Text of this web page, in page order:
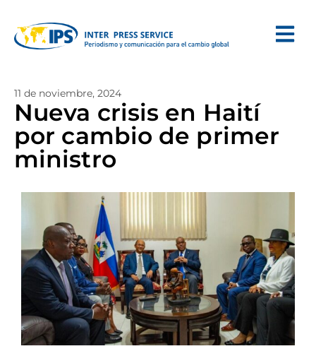
11 de noviembre, 2024
Nueva crisis en Haití
por cambio de primer
ministro